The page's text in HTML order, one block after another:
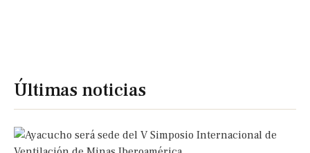
Últimas noticias